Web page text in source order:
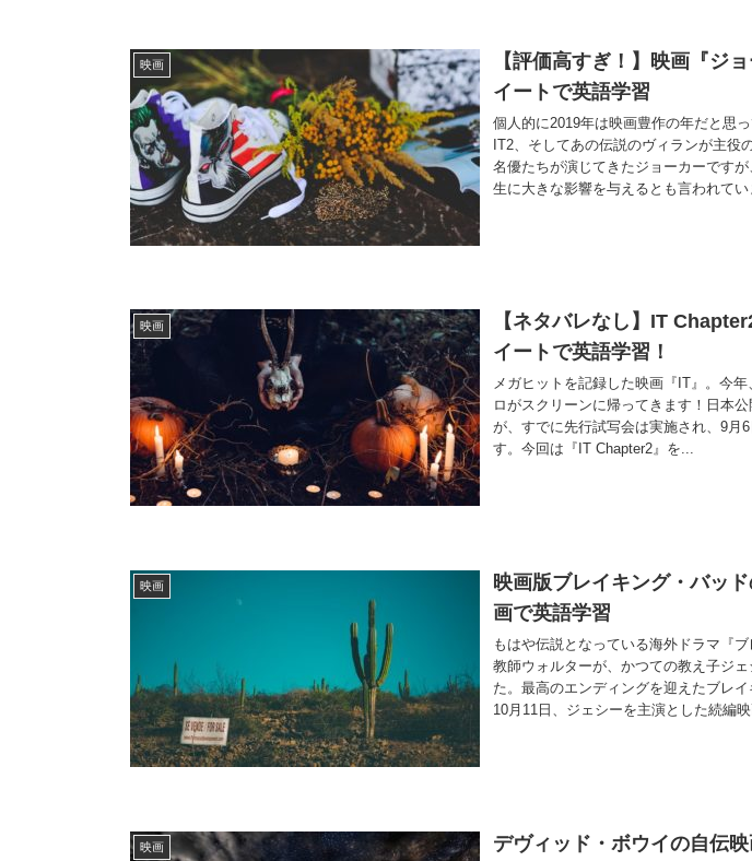
映画
【評価高すぎ！】映画『ジ
イートで英語学習
個人的に2019年は映画豊作の年だと思
IT2、そしてあの伝説のヴィランが主役
名優たちが演じてきたジョーカーです
生に大きな影響を与えるとも言われてい
映画
【ネタバレなし】IT
イートで英語学習！
メガヒットを記録した映画『IT』。今
ロがスクリーンに帰ってきます！日本
が、すでに先行試写会は実施され、9月
す。今回は『IT Chapter2』を...
映画
映画版ブレイキング・バッ
画で英語学習
もはや伝説となっている海外ドラマ『
教師ウォルターが、かつての教え子ジ
た。最高のエンディングを迎えたブレ
10月11日、ジェシーを主演とした続編
映画
デヴィッド・ボウイの自伝